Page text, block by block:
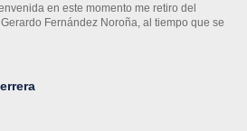
en este momento me retiro del
Fernández Noroña, al tiempo que se